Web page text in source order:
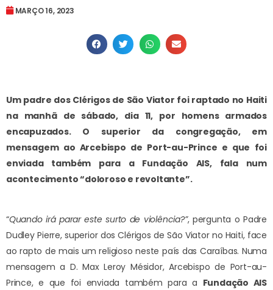
MARÇO 16, 2023
Um padre dos Clérigos de São Viator foi raptado no Haiti
na manhã de sábado, dia 11, por homens armados
encapuzados. O superior da congregação, em
mensagem ao Arcebispo de Port-au-Prince e que foi
enviada também para a Fundação AIS, fala num
acontecimento “doloroso e revoltante”.
“Quando irá parar este surto de violência?”, pergunta o Padre
Dudley Pierre, superior dos Clérigos de São Viator no Haiti, face
ao rapto de mais um religioso neste país das Caraíbas. Numa
mensagem a D. Max Leroy Mésidor, Arcebispo de Port-au-
Prince, e que foi enviada também para a Fundação AIS